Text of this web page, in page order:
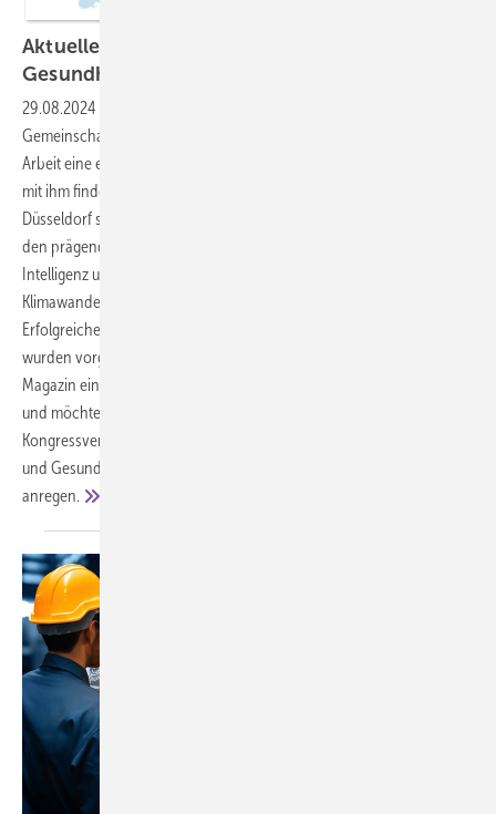
Aktuelles zum Thema Sicherheit und
Gesundheit bei der
29.08.2024
Gemeinschaftsveranstaltung für Sicherheit und Gesundheit bei der
Arbeit eine europäische und internationale Ausstrahlung. Gemeinsam
mit ihm findet alle zwei Jahre die Internationale A+A Fachmesse in
Düsseldorf statt – das nächste Mal vom 4. bis 7. November 2025. Zu
den prägenden Themen des letzten Kongresses zählten künstliche
Intelligenz und ihre Einsatzmöglichkeiten, die Folgen des
Klimawandels sowie nachhaltige Strategien im Arbeitsschutz.
Erfolgreiche Anwendungsbeispiele aus der Praxis des Arbeitsschutzes
wurden vorgestellt und diskutiert. In lockerer Folge stellt das ASU-
Magazin eine Auswahl der aktuellen Beiträge des A+A Kongresses vor
und möchte auf diese Weise gemeinsam mit dem
Kongressveranstalter Basi (Bundesarbeitsgemeinschaft für Sicherheit
und Gesundheit bei der Arbeit) eine interdisziplinäre Diskussion
anregen.